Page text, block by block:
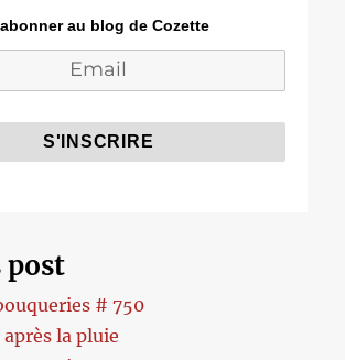
au blog de Cozette
post
# 750
la pluie